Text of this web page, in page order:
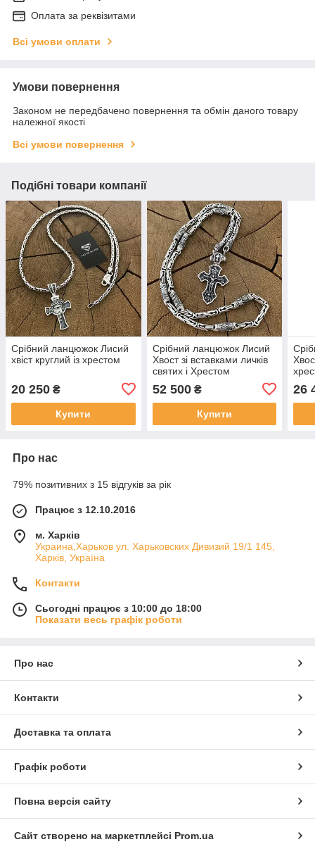
Оплата за реквізитами
Всі умови оплати
Умови повернення
Законом не передбачено повернення та обмін даного товару
належної якості
Всі умови повернення
Подібні товари компанії
Срібний ланцюжок Лисий
хвіст круглий із хрестом
20 250 ₴
Купити
Срібний ланцюжок Лисий
Хвост зі вставками личків
святих і Хрестом
52 500₴
Купити
26
Про нас
79% позитивних з 15 відгуків за рік
Працює з 12.10.2016
м. Харків
Украина,Харьков ул. Харьковских Дивизий 19/1 145,
Харків, Україна
Контакти
Сьогодні працює з 10:00 до 18:00
Показати весь графік роботи
Про нас
Контакти
Доставка та оплата
Графік роботи
Повна версія сайту
Сайт створено на маркетплейсі Prom.ua